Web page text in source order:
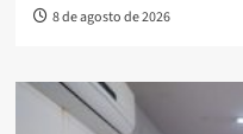
8 de agosto de 2026